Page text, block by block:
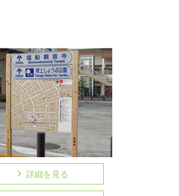
詳細を見る